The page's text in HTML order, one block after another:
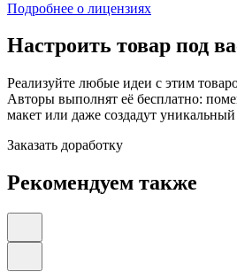
Подробнее о лицензиях
Настроить товар под
Реализуйте любые идеи с этим
Авторы выполнят её бесплатно:
макет или даже создадут
Заказать доработку
Рекомендуем также